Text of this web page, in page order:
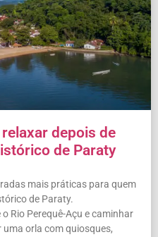
depois de
de Paraty
mais práticas para quem
de Paraty.
Rio Perequê-Açu e caminhar
orla com quiosques,